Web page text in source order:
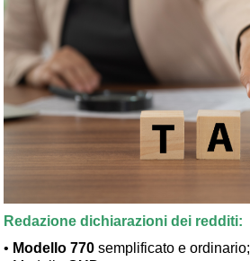
Redazione dichiarazioni dei redditi:
• Modello 770 semplificato e ordinario;